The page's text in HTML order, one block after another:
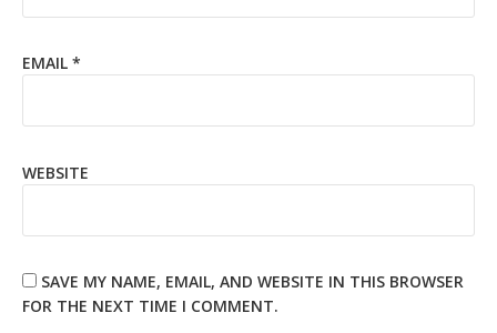
EMAIL *
WEBSITE
SAVE MY NAME, EMAIL, AND WEBSITE IN THIS BROWSER
FOR THE NEXT TIME I COMMENT.